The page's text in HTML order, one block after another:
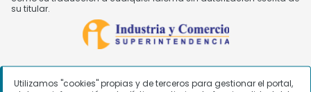
Utilizamos "cookies" propias y de terceros para gestionar el portal,